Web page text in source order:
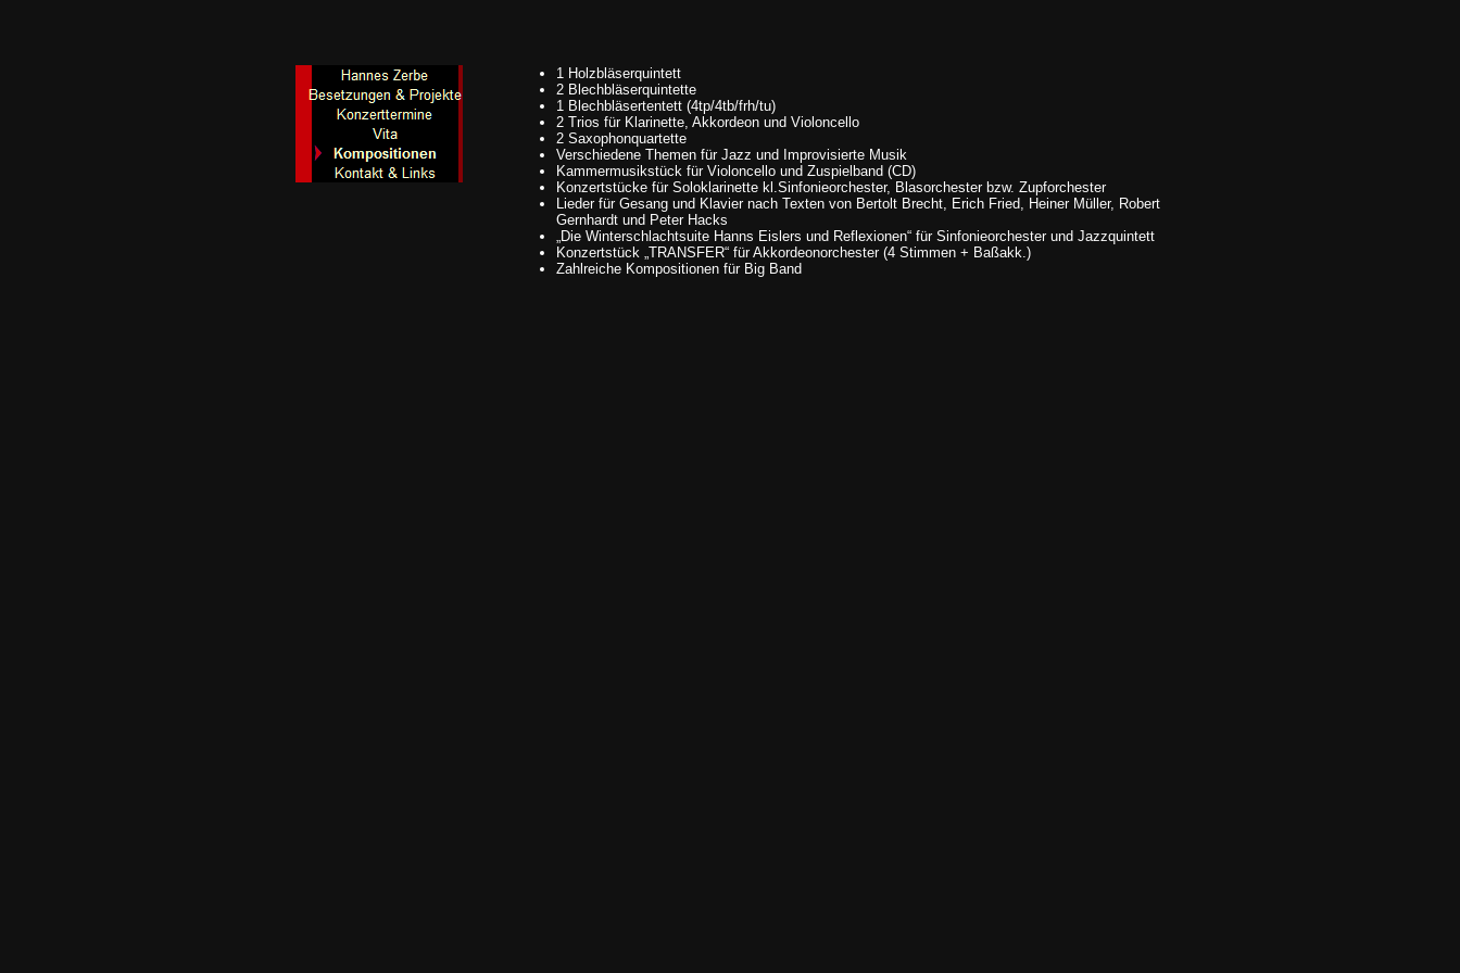
1 Holzbläserquintett
2 Blechbläserquintette
1 Blechbläsertentett (4tp/4tb/frh/tu)
2 Trios für Klarinette, Akkordeon und Violoncello
2 Saxophonquartette
Verschiedene Themen für Jazz und Improvisierte Musik
Kammermusikstück für Violoncello und Zuspielband (CD)
Konzertstücke für Soloklarinette kl.Sinfonieorchester, Blasorchester bzw. Zupforchester
Lieder für Gesang und Klavier nach Texten von Bertolt Brecht, Erich Fried, Heiner Müller, Robert
Gernhardt und Peter Hacks
„Die Winterschlachtsuite Hanns Eislers und Reflexionen“ für Sinfonieorchester und Jazzquintett
Konzertstück „TRANSFER“ für Akkordeonorchester (4 Stimmen + Baßakk.)
Zahlreiche Kompositionen für Big Band